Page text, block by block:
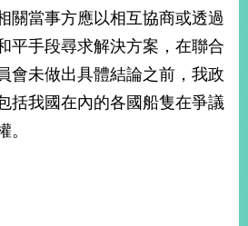
關當事方應以相互協商或透過
平手段尋求解決方案，在聯合
會未做出具體結論之前，我政
括我國在內的各國船隻在爭議
。